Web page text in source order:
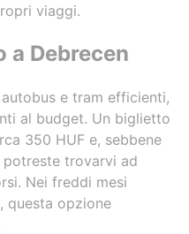
viaggi.
a Debrecen
e tram efficienti,
al budget. Un biglietto
350 HUF e, sebbene
trovarvi ad
Nei freddi mesi
questa opzione